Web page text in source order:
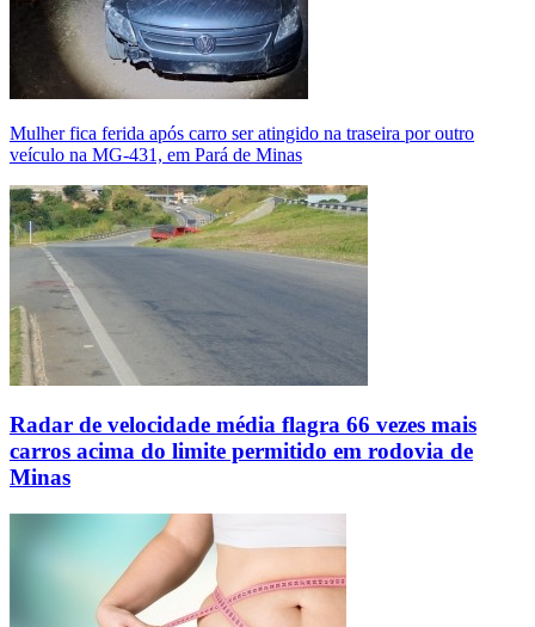
Mulher fica ferida após carro ser atingido na traseira por outro
veículo na MG-431, em Pará de Minas
Radar de velocidade média flagra 66 vezes mais
carros acima do limite permitido em rodovia de
Minas